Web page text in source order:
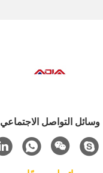
وسائل التواصل الاجتماعي